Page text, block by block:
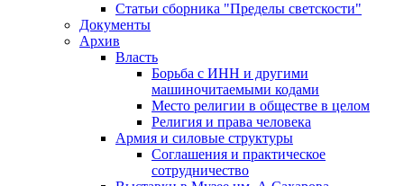
Статьи сборника "Пределы светскости"
Документы
Архив
Власть
Борьба с ИНН и другими
машиночитаемыми кодами
Место религии в обществе в целом
Религия и права человека
Армия и силовые структуры
Соглашения и практическое
сотрудничество